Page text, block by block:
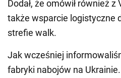
Dodał, że omówił również
także wsparcie logistyczne
strefie walk.
Jak wcześniej
fabryki nabojów na